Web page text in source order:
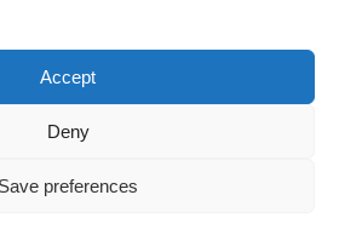
Accept
Deny
Save preferences
o arheologiji 2019-2026